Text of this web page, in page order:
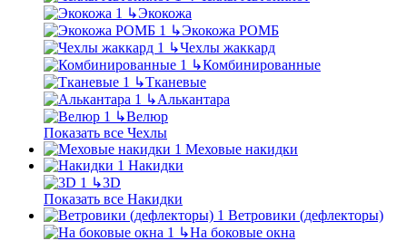
↳Экокожа
↳Экокожа РОМБ
↳Чехлы жаккард
↳Комбинированные
↳Тканевые
↳Алькантара
↳Велюр
Показать все Чехлы
Меховые накидки
Накидки
↳3D
Показать все Накидки
Ветровики (дефлекторы)
↳На боковые окна